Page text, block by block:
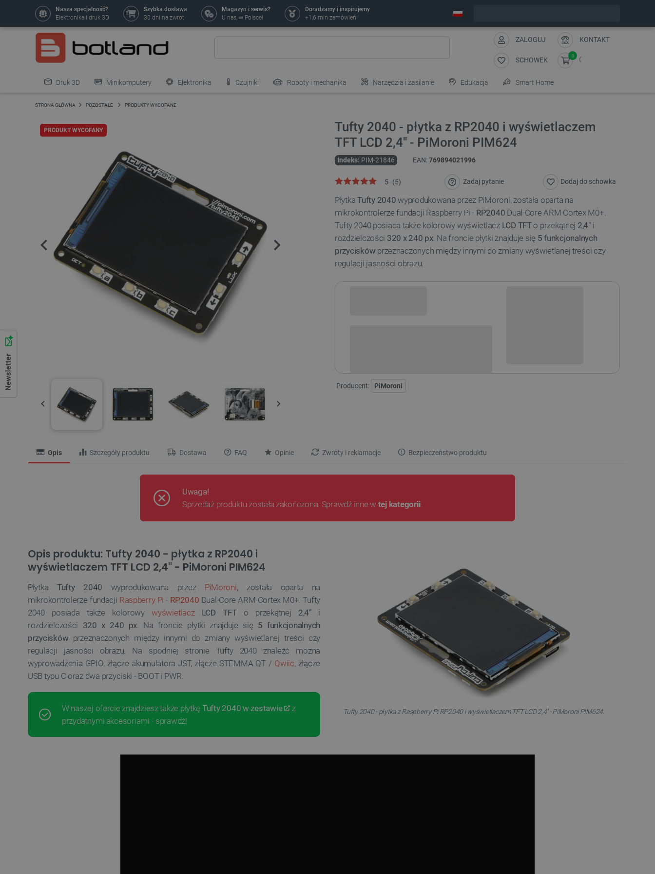
Nasza specjalność?
Elektronika i druk 3D
Szybka dostawa
30 dni na zwrot
Magazyn i serwis?
U nas, w Polsce!
Doradzamy i inspirujemy
+1,6 mln zamówień
ZALOGUJ KONTAKT
SCHOWEK
0
Druk 3D Minikomputery Elektronika Czujniki Roboty i mechanika Narzędzia i zasilanie Edukacja Smart Home
Pozostałe
STRONA GŁÓWNA POZOSTAŁE PRODUKTY WYCOFANE
PRODUKT WYCOFANY
Tufty 2040 - płytka z RP2040 i wyświetlaczem
TFT LCD 2,4'' - PiMoroni PIM624
Indeks: PIM-21846 EAN:769894021996
5 (5) Zadaj pytanie Dodaj do schowka
PłytkaTufty 2040 wyprodukowana przez PiMoroni, została oparta na
mikrokontrolerze fundacji Raspberry Pi - RP2040 Dual-Core ARM Cortex M0+.
Tufty 2040 posiada także kolorowy wyświetlacz LCD TFTo przekątnej 2,4"i
rozdzielczości 320 x 240 px. Na froncie płytki znajduje się 5 funkcjonalnych
przycisków przeznaczonych między innymi do zmiany wyświetlanej treści czy
regulacji jasności obrazu.
Producent: PiMoroni
Opis Szczegóły produktu Dostawa FAQ Opinie Zwroty i reklamacje Bezpieczeństwo produktu
Uwaga!
Sprzedaż produktu została zakończona. Sprawdź inne w tej kategorii.
Opis produktu: Tufty 2040 - płytka z RP2040 i
wyświetlaczem TFT LCD 2,4'' - PiMoroni PIM624
Płytka Tufty 2040 wyprodukowana przez PiMoroni, została oparta na
mikrokontrolerze fundacji Raspberry Pi - RP2040 Dual-Core ARM Cortex M0+. Tufty
2040 posiada także kolorowywyświetlacz LCD TFTo przekątnej 2,4"i
rozdzielczości 320 x 240 px. Na froncie płytki znajduje się 5 funkcjonalnych
przycisków przeznaczonych między innymi do zmiany wyświetlanej treści czy
regulacji jasności obrazu. Na spodniej stronie Tufty 2040 znaleźć można
wyprowadzenia GPIO, złącze akumulatora JST, złącze STEMMA QT / Qwiic, złącze
USB typu C oraz dwa przyciski - BOOT i PWR.
W naszej ofercie znajdziesz także płytkę Tufty 2040 w zestawie
z
przydatnymi akcesoriami - sprawdź!
Tufty 2040 - płytka z Raspberry Pi RP2040 i wyświetlaczem TFT LCD 2,4'' - PiMoroni PIM624.